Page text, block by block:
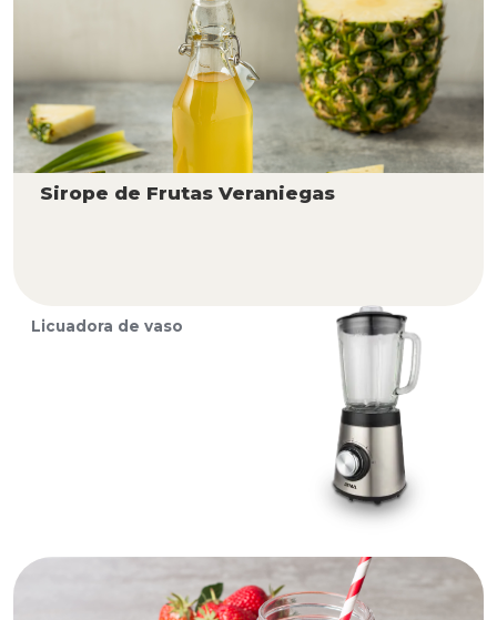
Sirope de Frutas Veraniegas
Licuadora de vaso